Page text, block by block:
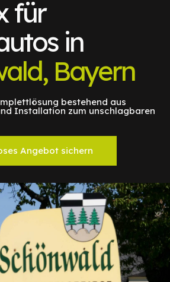
für
in
Bayern
bestehend aus
Installation zum unschlagbaren
Angebot sichern